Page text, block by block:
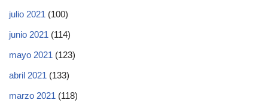
julio 2021 (100)
junio 2021 (114)
mayo 2021 (123)
abril 2021 (133)
marzo 2021 (118)